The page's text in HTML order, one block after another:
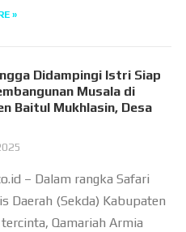
»
Didampingi Istri Siap
Musala di
Baitul Mukhlasin, Desa
– Dalam rangka Safari
Daerah (Sekda) Kabupaten
Qamariah Armia